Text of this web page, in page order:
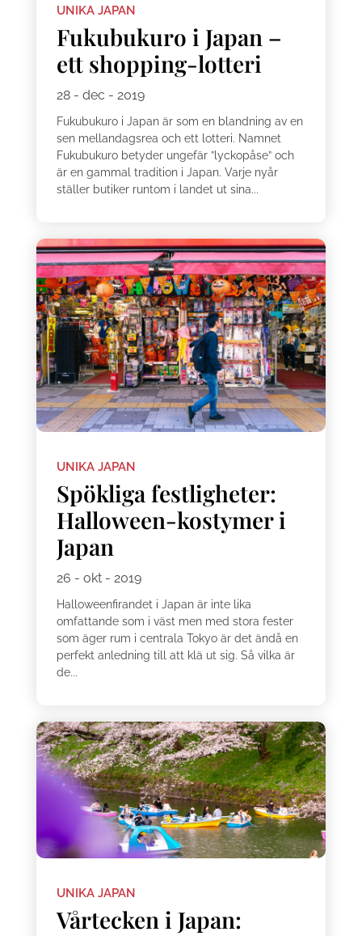
UNIKA JAPAN
Fukubukuro i Japan –
ett shopping-lotteri
28 - dec - 2019
Fukubukuro i Japan är som en blandning av en
sen mellandagsrea och ett lotteri. Namnet
Fukubukuro betyder ungefär ”lyckopåse” och
är en gammal tradition i Japan. Varje nyår
ställer butiker runtom i landet ut sina...
UNIKA JAPAN
Spökliga festligheter:
Halloween-kostymer i
Japan
26 - okt - 2019
Halloweenfirandet i Japan är inte lika
omfattande som i väst men med stora fester
som äger rum i centrala Tokyo är det ändå en
perfekt anledning till att klä ut sig. Så vilka är
de...
UNIKA JAPAN
Vårtecken i Japan: